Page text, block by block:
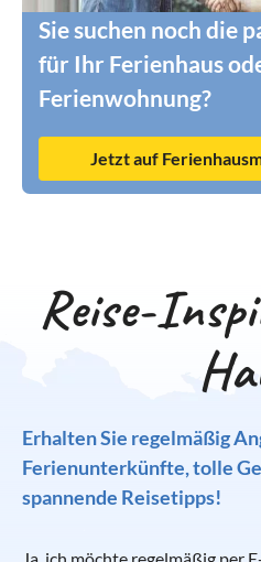
Sie suchen noch die
für Ihr Ferienhaus
Ferienwohnung?
Jetzt auf
Reise-
Erhalten Sie regelmäßig
Ferienunterkünfte, tolle
spannende Reisetipps!